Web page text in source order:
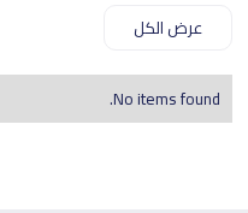
عرض الكل
No items found.